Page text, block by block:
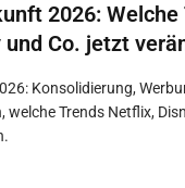
2026: Welche
Co. jetzt
Konsolidierung,
welche Trends Netflix,